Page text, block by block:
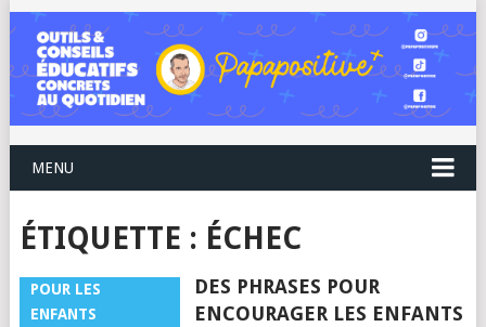
MENU
ÉTIQUETTE : ÉCHEC
POUR LES
ENFANTS
DES PHRASES POUR
ENCOURAGER LES ENFANTS